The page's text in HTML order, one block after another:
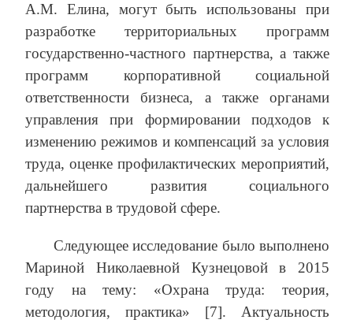
А.М. Елина, могут быть использованы при
разработке территориальных программ
государственно-частного партнерства, а также
программ корпоративной социальной
ответственности бизнеса, а также органами
управления при формировании подходов к
изменению режимов и компенсаций за условия
труда, оценке профилактических мероприятий,
дальнейшего развития социального
партнерства в трудовой сфере.
Следующее исследование было выполнено
Мариной Николаевной Кузнецовой в 2015
году на тему: «Охрана труда: теория,
методология, практика» [7]. Актуальность